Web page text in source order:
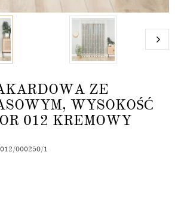
ZE
WYSOKOŚĆ
012 KREMOWY
000250/1